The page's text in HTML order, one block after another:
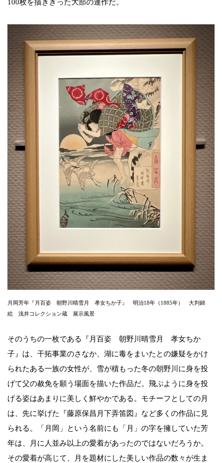
100枚を描ききった大部の連作だ。
月岡芳年『月百姿 朝野川晴雪月 孝女ちか子』 明治18年（1885年） 大判錦
絵 浅井コレクション蔵 展示風景
そのうちの一枚である『月百姿 朝野川晴雪月 孝女ちか
子』は、干拓事業のさなか、湖に毒をまいたとの嫌疑をかけ
られたある一族の女性が、雪が積もった冬の朝野川に身を投
げて父の赦免を願う場面を描いた作品だ。飛ぶように身を投
げる姿はあまりに美しく鮮やかである。モチーフとしての月
は、先に挙げた『藤原保昌月下弄笛図』など多くの作品に見
られる。「月岡」という名前にも「月」の字を擁していた芳
年は、月に人並み以上の愛着があったのではないだろうか。
その愛着が高じて、月を題材にした美しい作品の数々が生ま